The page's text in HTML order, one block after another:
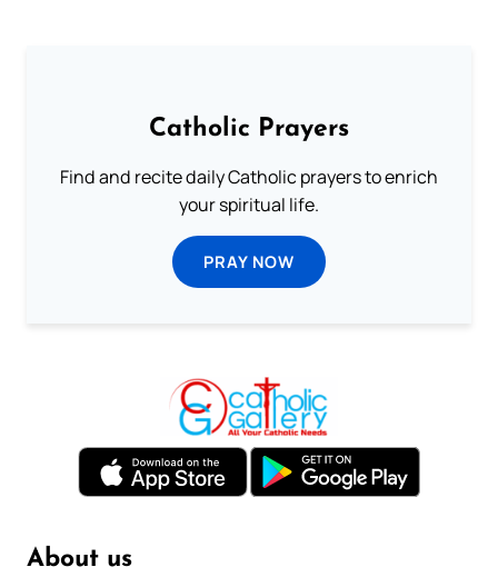
Catholic Prayers
Find and recite daily Catholic prayers to enrich
your spiritual life.
PRAY NOW
About us